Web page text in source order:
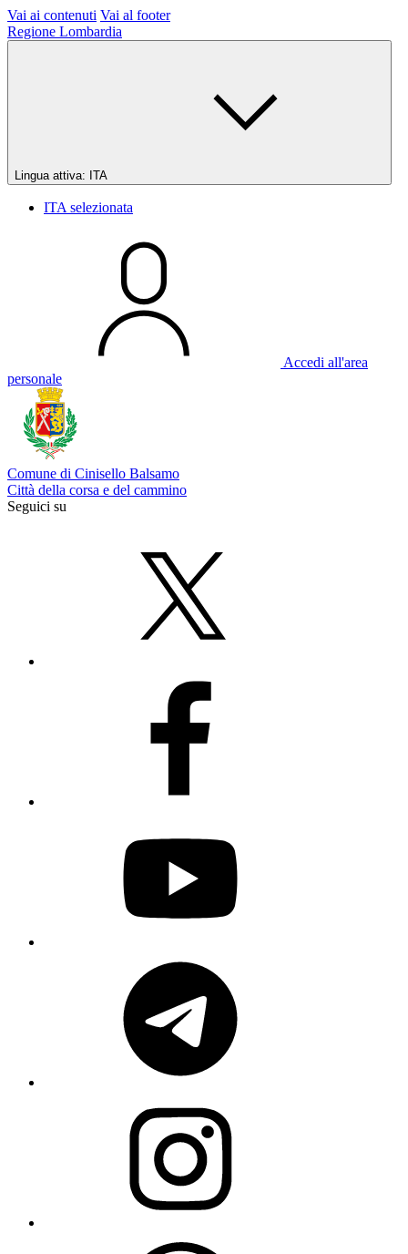
Vai ai contenuti Vai al footer
Regione Lombardia
Lingua attiva: ITA
ITA selezionata
Accedi all'area
personale
Comune di Cinisello Balsamo
Città della corsa e del cammino
Seguici su